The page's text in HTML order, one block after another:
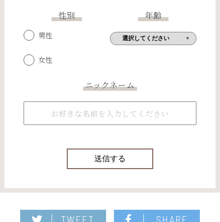
性別
男性
女性
年齢
ニックネーム
TWEET SHARE